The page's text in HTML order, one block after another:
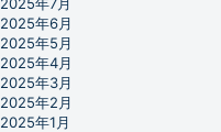
2025年6月
2025年5月
2025年4月
2025年3月
2025年2月
2025年1月